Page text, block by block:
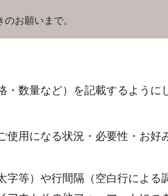
お願いまで。
数量など）を記載するように
用になる状況・必要性・お好
字等）や行間隔（空白行による